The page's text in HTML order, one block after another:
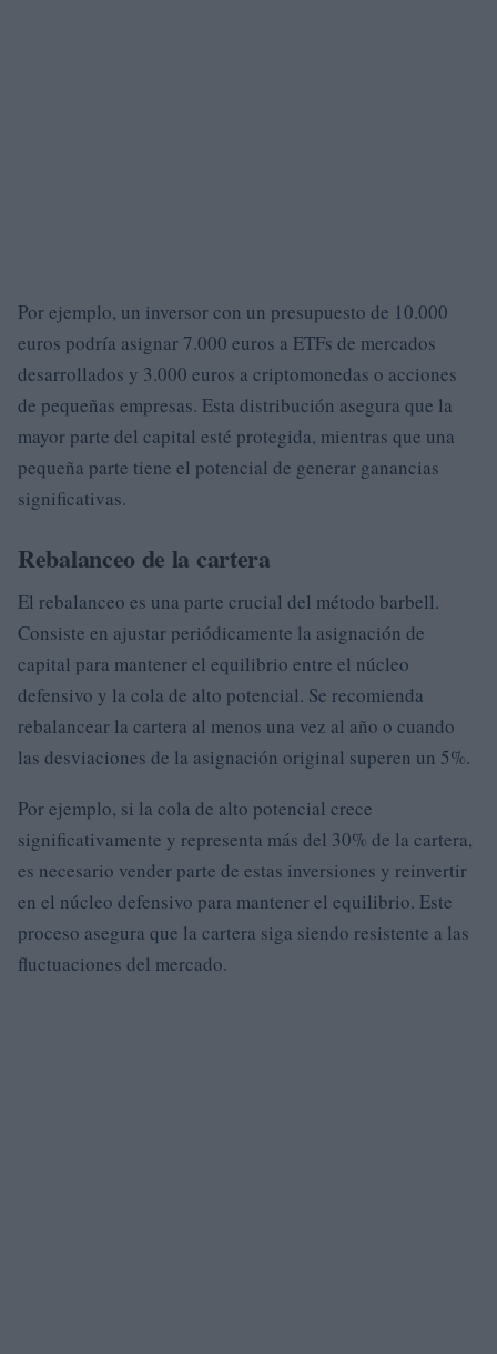
Por ejemplo, un inversor con un presupuesto de 10.000
euros podría asignar 7.000 euros a ETFs de mercados
desarrollados y 3.000 euros a criptomonedas o acciones
de pequeñas empresas. Esta distribución asegura que la
mayor parte del capital esté protegida, mientras que una
pequeña parte tiene el potencial de generar ganancias
significativas.
Rebalanceo de la cartera
El rebalanceo es una parte crucial del método barbell.
Consiste en ajustar periódicamente la asignación de
capital para mantener el equilibrio entre el núcleo
defensivo y la cola de alto potencial. Se recomienda
rebalancear la cartera al menos una vez al año o cuando
las desviaciones de la asignación original superen un 5%.
Por ejemplo, si la cola de alto potencial crece
significativamente y representa más del 30% de la cartera,
es necesario vender parte de estas inversiones y reinvertir
en el núcleo defensivo para mantener el equilibrio. Este
proceso asegura que la cartera siga siendo resistente a las
fluctuaciones del mercado.